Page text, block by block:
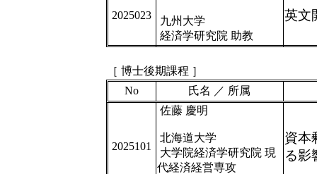
2025023
九州大学
経済学研究院 助教
英文
［ 博士後期課程 ］
No
氏名 ／ 所属
2025101
佐藤 慶明
北海道大学
大学院経済学研究院 現
代経済経営専攻
資本
る影